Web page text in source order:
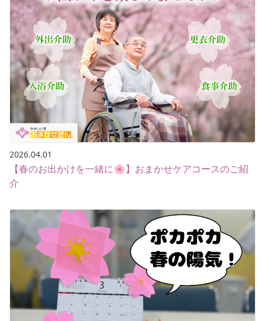
2026.04.01
【春のお出かけを一緒に🌸】おまかせケアコースのご紹
介